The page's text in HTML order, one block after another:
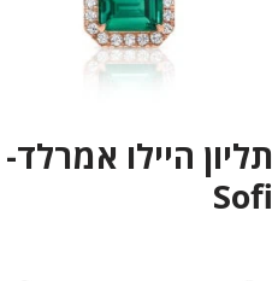
תליון היילו אמרלד-
Sofi